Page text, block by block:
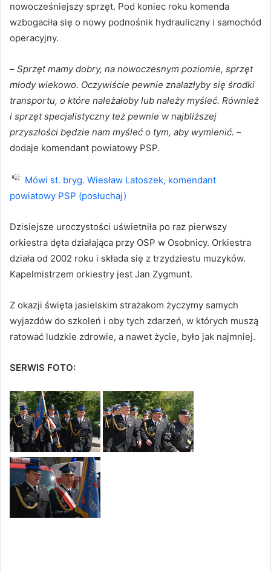
nowocześniejszy sprzęt. Pod koniec roku komenda
wzbogaciła się o nowy podnośnik hydrauliczny i samochód
operacyjny.
– Sprzęt mamy dobry, na nowoczesnym poziomie, sprzęt
młody wiekowo. Oczywiście pewnie znalazłyby się środki
transportu, o które należałoby lub należy myśleć. Również
i sprzęt specjalistyczny też pewnie w najbliższej
przyszłości będzie nam myśleć o tym, aby wymienić. –
dodaje komendant powiatowy PSP.
Mówi st. bryg. Wiesław Latoszek, komendant
powiatowy PSP (posłuchaj)
Dzisiejsze uroczystości uświetniła po raz pierwszy
orkiestra dęta działająca przy OSP w Osobnicy. Orkiestra
działa od 2002 roku i składa się z trzydziestu muzyków.
Kapelmistrzem orkiestry jest Jan Zygmunt.
Z okazji święta jasielskim strażakom życzymy samych
wyjazdów do szkoleń i oby tych zdarzeń, w których muszą
ratować ludzkie zdrowie, a nawet życie, było jak najmniej.
SERWIS FOTO: